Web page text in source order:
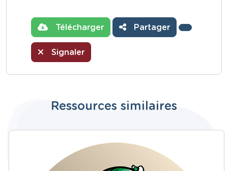
Télécharger Partager
Signaler
Ressources similaires